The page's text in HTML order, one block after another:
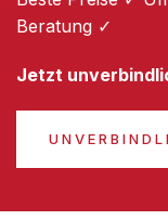
Beratung ✓
Jetzt